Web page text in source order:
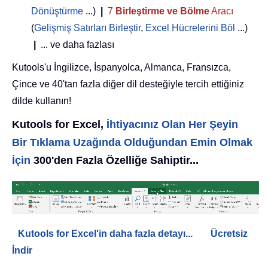
Dönüştürme ...) 7 Birleştirme ve BölmeAracı
(Gelişmiş Satırları Birleştir, Excel Hücrelerini Böl ...)
... ve daha fazlası
Kutools'u İngilizce, İspanyolca, Almanca, Fransızca,
Çince ve 40'tan fazla diğer dil desteğiyle tercih ettiğiniz
dilde kullanın!
Kutools for Excel, İhtiyacınız Olan Her Şeyin
Bir Tıklama Uzağında Olduğundan Emin Olmak
İçin 300'den Fazla Özelliğe Sahiptir...
Kutools for Excel'in daha fazla detayı...
Ücretsiz
İndir